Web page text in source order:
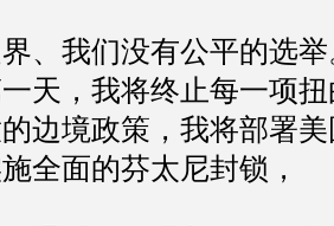
、我们没有公平的选
天，我将终止每一项
边境政策，我将部署
全面的芬太尼封锁，